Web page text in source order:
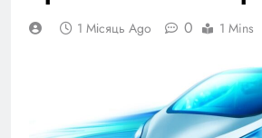
1 Місяць Ago 0 1 Mins